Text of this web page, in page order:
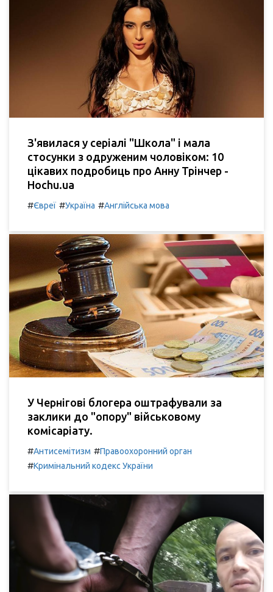
З'явилася у серіалі "Школа" і мала
стосунки з одруженим чоловіком: 10
цікавих подробиць про Анну Трінчер -
Hochu.ua
#Євреї #Україна #Англійська мова
У Чернігові блогера оштрафували за
заклики до "опору" військовому
комісаріату.
#Антисемітизм #Правоохоронний орган
#Кримінальний кодекс України